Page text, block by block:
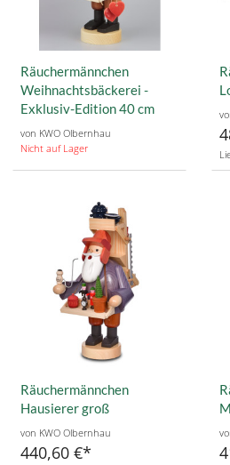
Räuchermännchen
Weihnachtsbäckerei -
Exklusiv-Edition 40 cm
von KWO Olbernhau
Nicht auf Lager
Räuchermännchen
Hausierer groß
von KWO Olbernhau
440,60 €